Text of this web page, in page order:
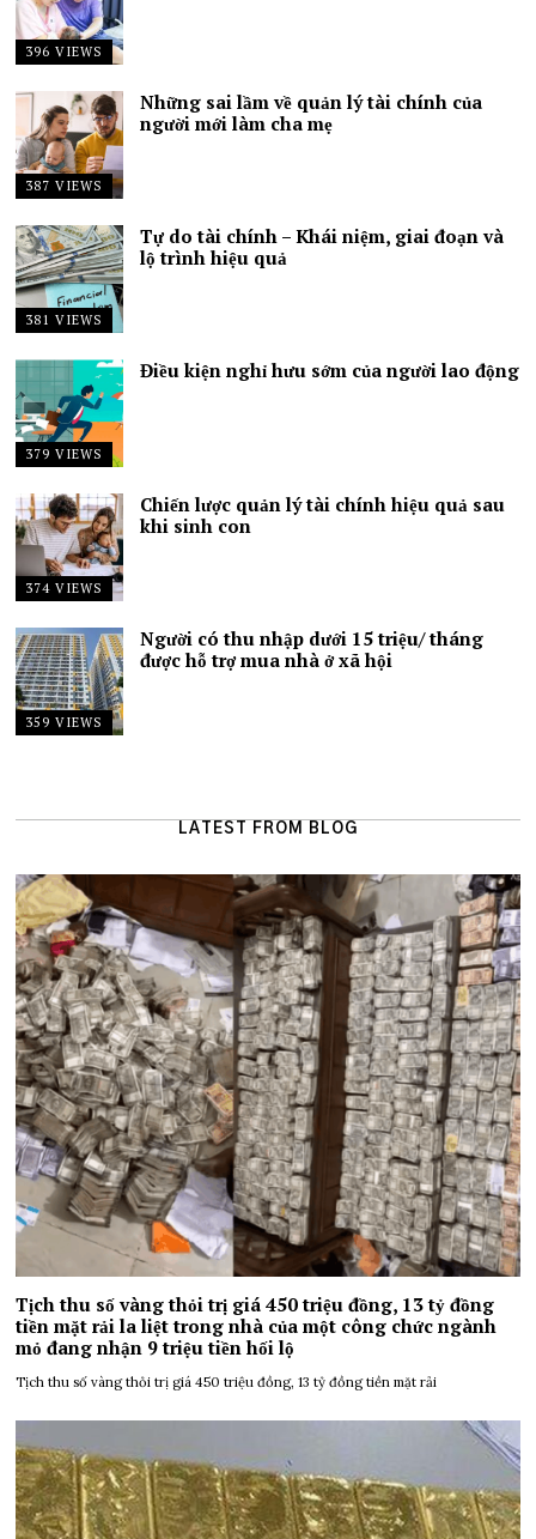
396 VIEWS
387 VIEWS
Những sai lầm về quản lý tài chính của
người mới làm cha mẹ
381 VIEWS
Tự do tài chính – Khái niệm, giai đoạn và
lộ trình hiệu quả
379 VIEWS
Điều kiện nghỉ hưu sớm của người lao động
374 VIEWS
Chiến lược quản lý tài chính hiệu quả sau
khi sinh con
359 VIEWS
Người có thu nhập dưới 15 triệu/ tháng
được hỗ trợ mua nhà ở xã hội
LATEST FROM BLOG
Tịch thu số vàng thỏi trị giá 450 triệu đồng, 13 tỷ đồng
tiền mặt rải la liệt trong nhà của một công chức ngành
mỏ đang nhận 9 triệu tiền hối lộ
Tịch thu số vàng thỏi trị giá 450 triệu đồng, 13 tỷ đồng tiền mặt rải